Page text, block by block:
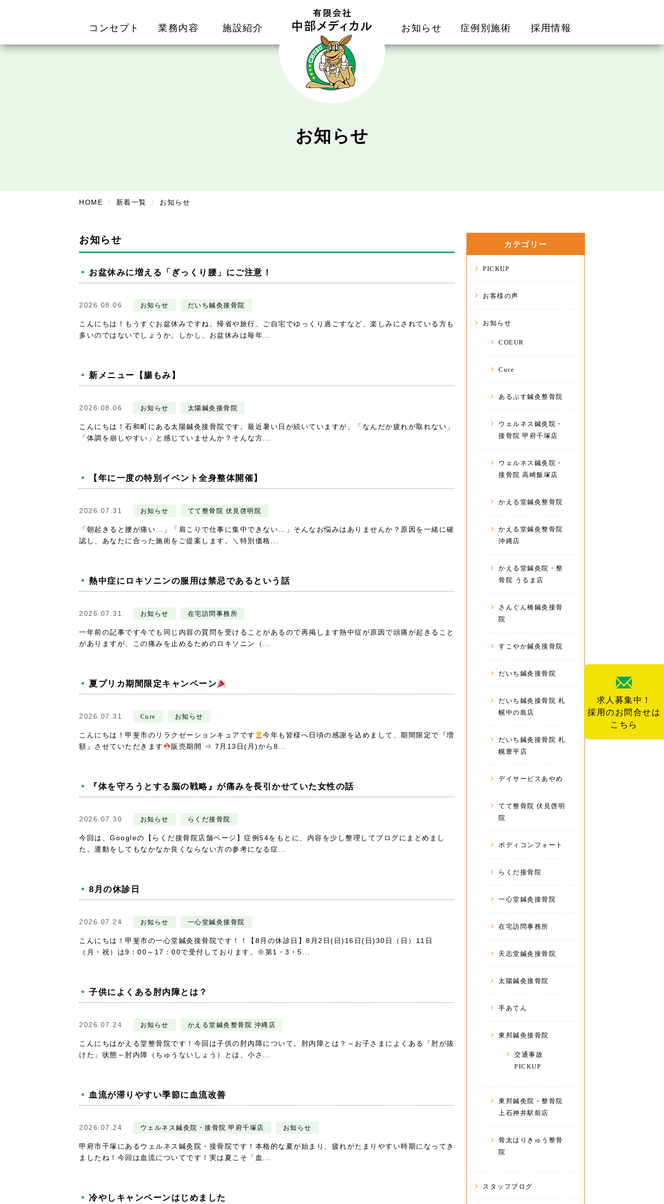
コンセプト 業務内容 施設紹介 お知らせ 症例別施術 採用情報
求人募集中！
採用のお問合せは
こちら
お知らせ
HOME 新着一覧 お知らせ
お知らせ
お盆休みに増える「ぎっくり腰」にご注意！
2026.08.06 お知らせ だいち鍼灸接骨院
こんにちは！もうすぐお盆休みですね。帰省や旅行、ご自宅でゆっくり過ごすなど、楽しみにされている方も
多いのではないでしょうか。しかし、お盆休みは毎年...
新メニュー【腸もみ】
2026.08.06 お知らせ 太陽鍼灸接骨院
こんにちは！石和町にある太陽鍼灸接骨院です。最近暑い日が続いていますが、「なんだか疲れが取れない」
「体調を崩しやすい」と感じていませんか？そんな方...
【年に一度の特別イベント全身整体開催】
2026.07.31 お知らせ てて整骨院 伏見啓明院
「朝起きると腰が痛い…」「肩こりで仕事に集中できない…」そんなお悩みはありませんか？原因を一緒に確
認し、あなたに合った施術をご提案します。＼特別価格...
熱中症にロキソニンの服用は禁忌であるという話
2026.07.31 お知らせ 在宅訪問事務所
一年前の記事です今でも同じ内容の質問を受けることがあるので再掲します熱中症が原因で頭痛が起きること
がありますが、この痛みを止めるためのロキソニン（...
夏プリカ期間限定キャンペーン
2026.07.31 Cure お知らせ
こんにちは！甲斐市のリラクゼーションキュアです
今年も皆様へ日頃の感謝を込めまして、期間限定で『増
額』させていただきます
販売期間 ⇒ 7月13日(月)から8...
『体を守ろうとする脳の戦略』が痛みを長引かせていた女性の話
2026.07.30 お知らせ らくだ接骨院
今回は、Googleの【らくだ接骨院店舗ページ】症例54をもとに、内容を少し整理してブログにまとめまし
た。運動をしてもなかなか良くならない方の参考になる症...
8月の休診日
2026.07.24 お知らせ 一心堂鍼灸接骨院
こんにちは！甲斐市の一心堂鍼灸接骨院です！！【8月の休診日】8月2日(日)16日(日)30日（日）11日
（月・祝）は9：00～17：00で受付しております。※第1・3・5...
子供によくある肘内障とは？
2026.07.24 お知らせ かえる堂鍼灸整骨院 沖縄店
こんにちはかえる堂整骨院です！今回は子供の肘内障について。肘内障とは？～お子さまによくある「肘が抜
けた」状態～肘内障（ちゅうないしょう）とは、小さ...
血流が滞りやすい季節に血流改善
2026.07.24 ウェルネス鍼灸院・接骨院 甲府千塚店 お知らせ
甲府市千塚にあるウェルネス鍼灸院・接骨院です！本格的な夏が始まり、疲れがたまりやすい時期になってき
ましたね！今回は血流についてです！実は夏こそ「血...
冷やしキャンペーンはじめました
カテゴリー
PICKUP
お客様の声
お知らせ
COEUR
Cure
あるぷす鍼灸整骨院
ウェルネス鍼灸院・
接骨院 甲府千塚店
ウェルネス鍼灸院・
接骨院 高崎飯塚店
かえる堂鍼灸整骨院
かえる堂鍼灸整骨院
沖縄店
かえる堂鍼灸院・整
骨院 うるま店
さんぐん橋鍼灸接骨
院
すこやか鍼灸接骨院
だいち鍼灸接骨院
だいち鍼灸接骨院 札
幌中の島店
だいち鍼灸接骨院 札
幌豊平店
デイサービスあやめ
てて整骨院 伏見啓明
院
ボディコンフォート
らくだ接骨院
一心堂鍼灸接骨院
在宅訪問事務所
天志堂鍼灸接骨院
太陽鍼灸接骨院
手あてん
東邦鍼灸接骨院
交通事故
PICKUP
東邦鍼灸院・整骨院
上石神井駅前店
骨太はりきゅう整骨
院
スタッフブログ